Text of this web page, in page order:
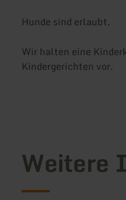
Hunde sind erlaubt.
Wir halten eine
Kindergerichten vor.
Weitere